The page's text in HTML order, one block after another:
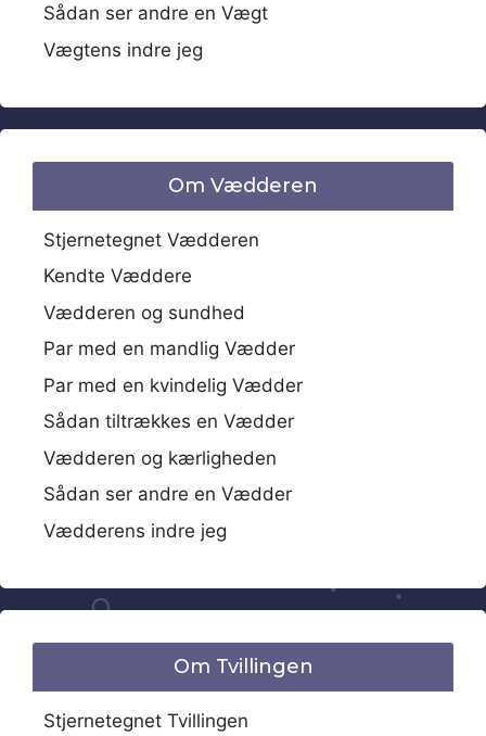
Sådan ser andre en Vægt
Vægtens indre jeg
Om Vædderen
Stjernetegnet Vædderen
Kendte Væddere
Vædderen og sundhed
Par med en mandlig Vædder
Par med en kvindelig Vædder
Sådan tiltrækkes en Vædder
Vædderen og kærligheden
Sådan ser andre en Vædder
Vædderens indre jeg
Om Tvillingen
Stjernetegnet Tvillingen